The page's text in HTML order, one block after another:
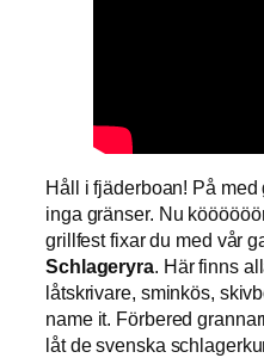
Håll i fjäderboan! På
inga gränser. Nu
grillfest fixar du med vår
Schlageryra . Här finns
låtskrivare, sminkös,
name it. Förbered
låt de svenska